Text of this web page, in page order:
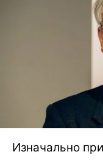
Изначально